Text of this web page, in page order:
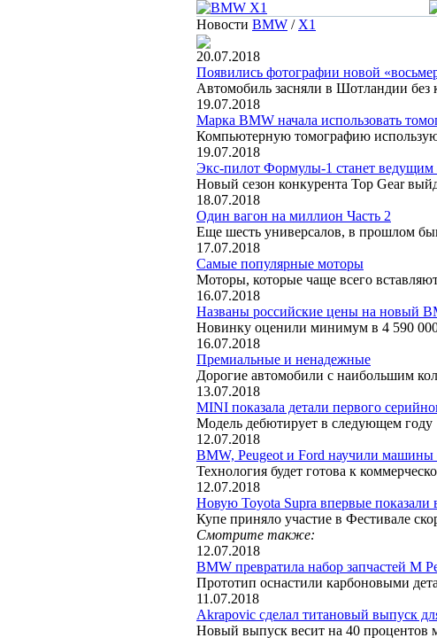
Новости BMW / X1
20.07.2018
Появились фотографии новой
Автомобиль засняли в Шотландии без
19.07.2018
Марка BMW начала использовать
Компьютерную томографию
19.07.2018
Экс-пилот Формулы-1 станет ведущим
Новый сезон конкурента Top Gear
18.07.2018
Один вагон на миллион Часть 2
Еще шесть универсалов, в прошлом
17.07.2018
Самые популярные моторы
Моторы, которые чаще всего
16.07.2018
Названы российские цены на новый
Новинку оценили минимум в 4 590
16.07.2018
Премиальные и ненадежные
Дорогие автомобили с наибольшим
13.07.2018
MINI показала детали первого
Модель дебютирует в следующем году
12.07.2018
BMW, Peugeot и Ford научили машины
Технология будет готова к
12.07.2018
Новую Toyota Supra впервые показали
Купе приняло участие в Фестивале
Смотрите также:
12.07.2018
BMW превратила набор запчастей M
Прототип оснастили карбоновыми
11.07.2018
Akrapovic сделал титановый выпуск
Новый выпуск весит на 40 процентов